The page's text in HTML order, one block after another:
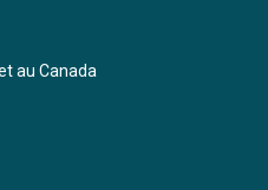
au Canada